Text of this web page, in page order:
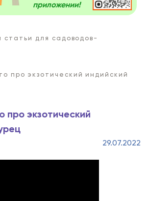
приложении!
статьи для садоводов-
про экзотический индийский
про экзотический
29.07.2022